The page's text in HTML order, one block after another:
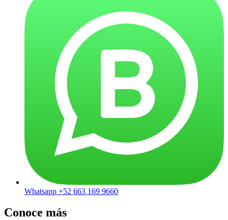
Whatsapp +52 663 169 9660
Conoce más